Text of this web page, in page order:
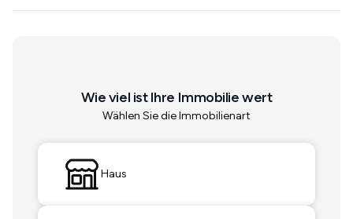
Wie viel ist Ihre Immobilie wert
Wählen Sie die Immobilienart
Haus